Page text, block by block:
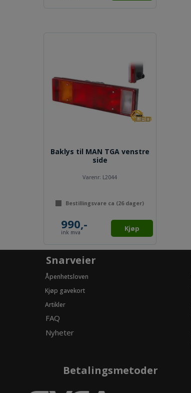
Baklys til MAN TGA venstre
side
Varenr: L2044
990,-
ink mva
Bestillingsvare ca (26dager)
Kjøp
Snarveier
Åpenhetsloven
Kjøp gavekort
Artikler
FAQ
Nyheter
Betalingsmetoder